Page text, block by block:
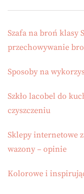
Szafa na broń klasy
przechowywanie
Sposoby na
Szkło lacobel do
czyszczeniu
Sklepy internetowe
wazony – opinie
Kolorowe i